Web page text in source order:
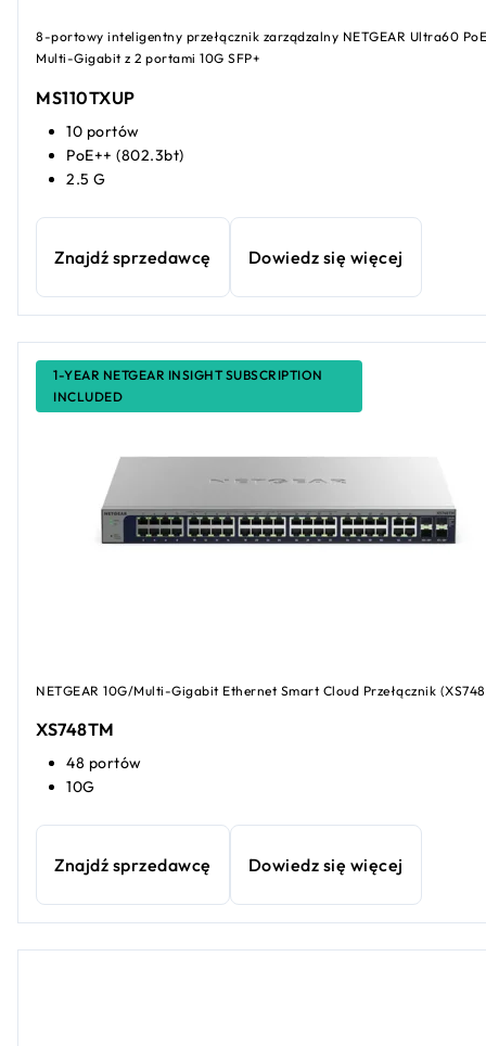
8-portowy inteligentny przełącznik zarządzalny NETGEAR Ultra60
Multi-Gigabit z 2 portami 10G SFP+
MS110TXUP
10 portów
PoE++ (802.3bt)
2.5 G
Znajdź sprzedawcę Dowiedz się więcej
1-YEAR NETGEAR INSIGHT SUBSCRIPTION
INCLUDED
NETGEAR 10G/Multi-Gigabit Ethernet Smart Cloud Przełącznik
XS748TM
48 portów
10G
Znajdź sprzedawcę Dowiedz się więcej